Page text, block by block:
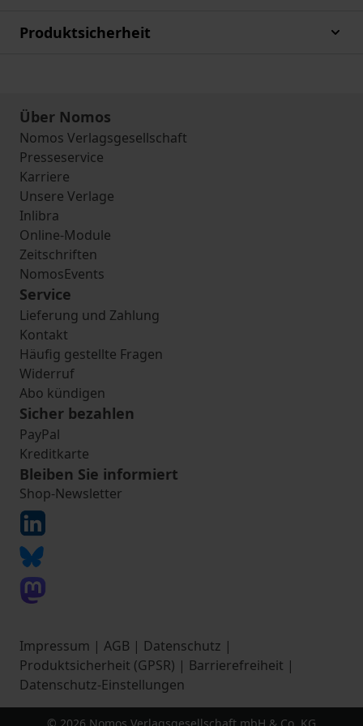
Produktsicherheit
Über Nomos
Nomos Verlagsgesellschaft
Presseservice
Karriere
Unsere Verlage
Inlibra
Online-Module
Zeitschriften
NomosEvents
Service
Lieferung und Zahlung
Kontakt
Häufig gestellte Fragen
Widerruf
Abo kündigen
Sicher bezahlen
PayPal
Kreditkarte
Bleiben Sie informiert
Shop-Newsletter
Impressum | AGB | Datenschutz |
Produktsicherheit (GPSR) | Barrierefreiheit |
Datenschutz-Einstellungen